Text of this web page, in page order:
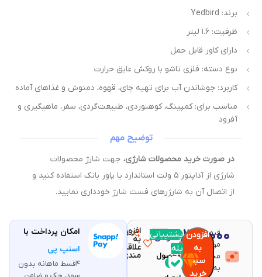
برند: Yedbird
ظرفیت: ۱.۶ لیتر
دارای کاور قابل حمل
نوع دسته: فلزی تاشو با روکش عایق حرارت
کاربرد: جوشاندن آب برای تهیه چای، قهوه، دمنوش و غذاهای آماده
مناسب برای: کمپینگ، کوهنوردی، طبیعت‌گردی، سفر، ماهیگیری و
آفرود
توضیح مهم
در صورت خرید محصولات شارژی،جهت شارژ محصولات
شارژی از آداپتور ۵ ولت استاندارد یا پاور بانک استفاده کنید و
از اتصال آن به شارژرهای فست شارژ خودداری نمایید.
قیمت و
موجودی
محصولات
به روز
۲,۳۲۰,۰۰۰تومان
افزودن
به
سبد
خرید
با خرید
این
محصول
۴۶
پشتیبانی
بله
افزودن
به
علاقه
مندی
مقایسه
امکان پرداخت با
اسنپ پی
۴قسط ماهانه بدون